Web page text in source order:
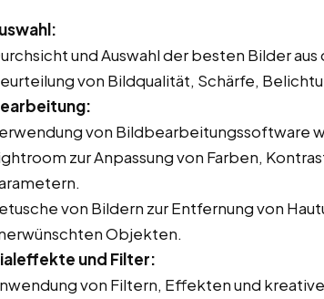
und Auswahl der besten Bilder
von Bildqualität, Schärfe,
von Bildbearbeitungssoftware
zur Anpassung von Farben,
von Bildern zur Entfernung von
Objekten.
und Filter:
von Filtern, Effekten und